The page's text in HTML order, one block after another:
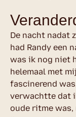
De nacht nadat
had Randy een
was ik nog niet
helemaal met
fascinerend
verwachtte dat
oude ritme was,